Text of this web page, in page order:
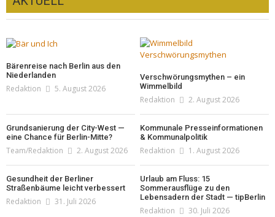
Bärenreise nach Berlin aus den
Niederlanden
Redaktion 5. August 2026
Verschwörungsmythen – ein
Wimmelbild
Redaktion 2. August 2026
Grundsanierung der City-West —
eine Chance für Berlin-Mitte?
Team/Redaktion 2. August 2026
Kommunale Presseinformationen
& Kommunalpolitik
Redaktion 1. August 2026
Gesundheit der Berliner
Straßenbäume leicht verbessert
Redaktion 31. Juli 2026
Urlaub am Fluss: 15
Sommerausflüge zu den
Lebensadern der Stadt — tipBerlin
Redaktion 30. Juli 2026